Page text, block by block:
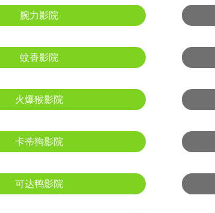
腕力影院
蚊香影院
火爆猴影院
卡蒂狗影院
可达鸭影院